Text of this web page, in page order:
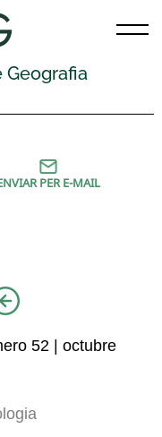
Geografia
PER E-MAIL
52 | octubre